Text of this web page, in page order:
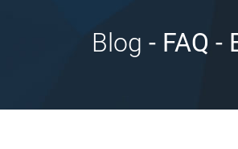
Blog - FAQ -